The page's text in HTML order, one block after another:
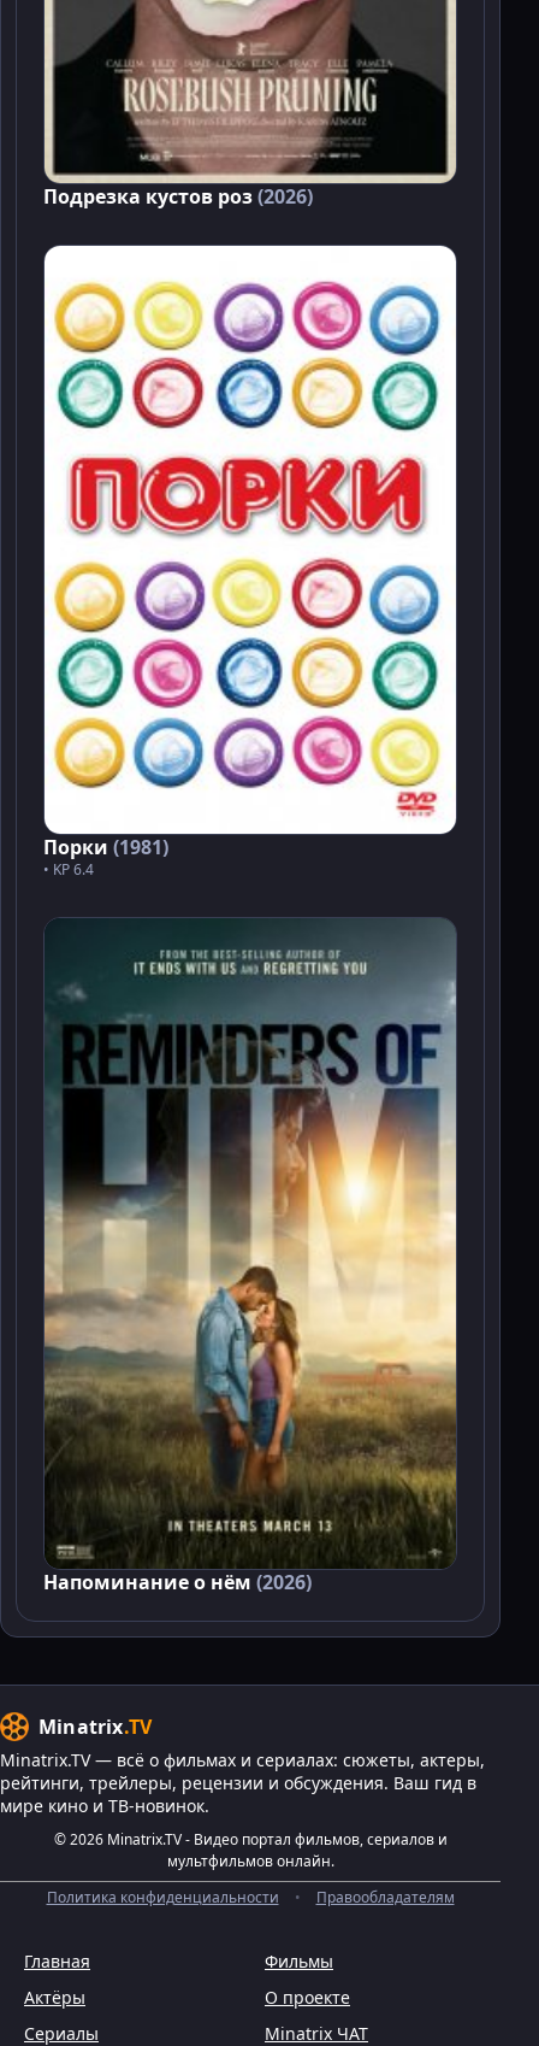
Подрезка кустов роз(2026)
Порки (1981)
• KP 6.4
Напоминание о нём (2026)
Minatrix.TV
Minatrix.TV — всё о фильмах и сериалах: сюжеты, актеры,
рейтинги, трейлеры, рецензии и обсуждения. Ваш гид в
мире кино и ТВ-новинок.
© 2026 Minatrix.TV - Видео портал фильмов, сериалов и
мультфильмов онлайн.
Политика конфиденциальности
• Правообладателям
Главная
Фильмы
Актёры
О проекте
Сериалы
Minatrix ЧАТ